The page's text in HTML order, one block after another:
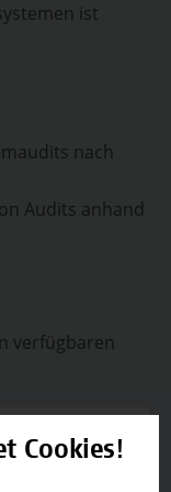
ist
nach
Audits anhand
verfügbaren
Cookies!